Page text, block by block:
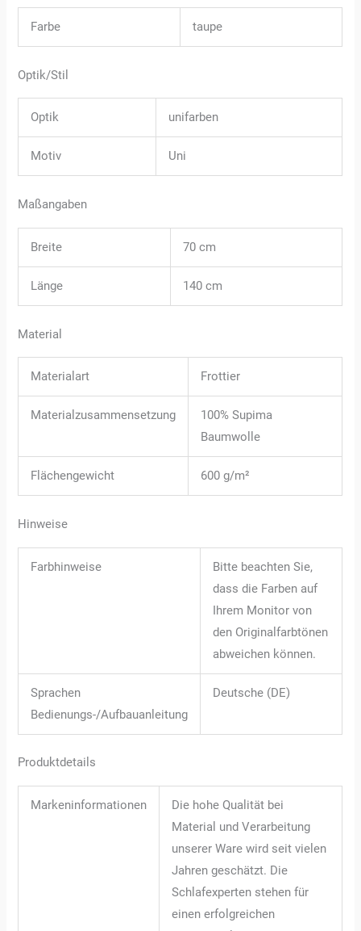
Farbe taupe
Optik/Stil
Optik unifarben
Motiv Uni
Maßangaben
Breite 70 cm
Länge 140 cm
Material
Materialart Frottier
Materialzusammensetzung
100% Supima
Baumwolle
Flächengewicht 600 g/m²
Hinweise
Farbhinweise
Bitte beachten Sie,
dass die Farben auf
Ihrem Monitor von
den Originalfarbtönen
abweichen können.
Sprachen
Bedienungs-/Aufbauanleitung
Deutsche (DE)
Produktdetails
Markeninformationen
Die hohe Qualität bei
Material und Verarbeitung
unserer Ware wird seit vielen
Jahren geschätzt. Die
Schlafexperten stehen für
einen erfolgreichen